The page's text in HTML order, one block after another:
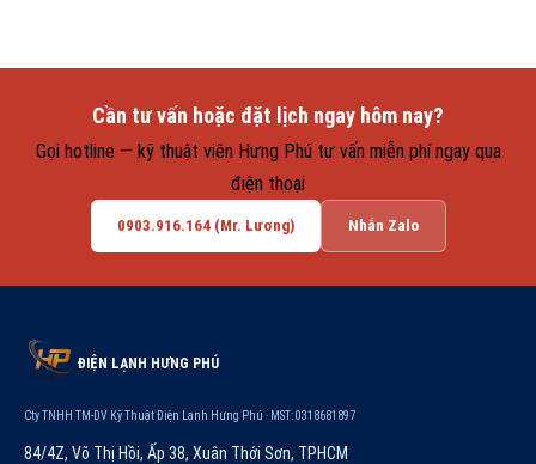
Cần tư vấn hoặc đặt lịch ngay hôm nay?
Gọi hotline — kỹ thuật viên Hưng Phú tư vấn miễn phí ngay qua
điện thoại
0903.916.164 (Mr. Lương) Nhắn Zalo
ĐIỆN LẠNH HƯNG PHÚ
Cty TNHH TM-DV Kỹ Thuật Điện Lạnh Hưng Phú · MST: 0318681897
84/4Z, Võ Thị Hồi, Ấp 38, Xuân Thới Sơn, TPHCM